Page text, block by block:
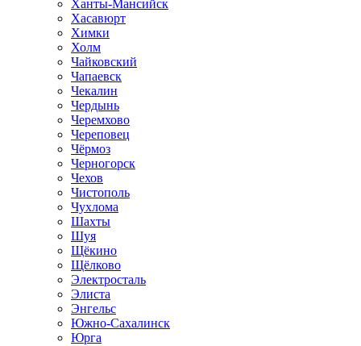
Ханты-Мансийск
Хасавюрт
Химки
Холм
Чайковский
Чапаевск
Чекалин
Чердынь
Черемхово
Череповец
Чёрмоз
Черногорск
Чехов
Чистополь
Чухлома
Шахты
Шуя
Щёкино
Щёлково
Электросталь
Элиста
Энгельс
Южно-Сахалинск
Юрга